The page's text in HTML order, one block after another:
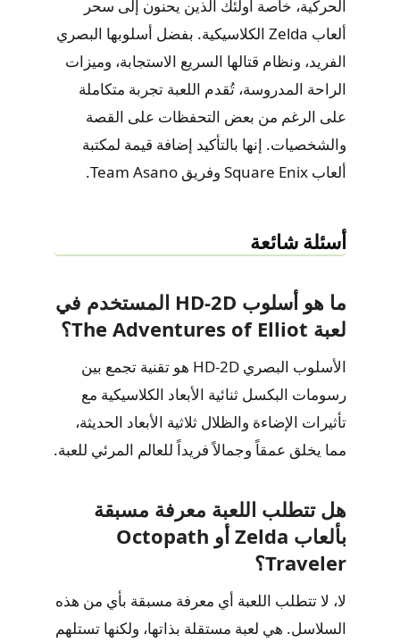
الحركية، خاصة أولئك الذين يحنون إلى سحر
ألعاب Zelda الكلاسيكية. بفضل أسلوبها البصري
الفريد، ونظام قتالها السريع الاستجابة، وميزات
الراحة المدروسة، تُقدم اللعبة تجربة متكاملة
على الرغم من بعض التحفظات على القصة
والشخصيات. إنها بالتأكيد إضافة قيمة لمكتبة
ألعاب Square Enix وفريق Team Asano.
أسئلة شائعة
ما هو أسلوب HD-2D المستخدم في
لعبة The Adventures of Elliot؟
الأسلوب البصري HD-2D هو تقنية تجمع بين
رسومات البكسل ثنائية الأبعاد الكلاسيكية مع
تأثيرات الإضاءة والظلال ثلاثية الأبعاد الحديثة،
مما يخلق عمقاً وجمالاً فريداً للعالم المرئي للعبة.
هل تتطلب اللعبة معرفة مسبقة
بألعاب Zelda أو Octopath
Traveler؟
لا، لا تتطلب اللعبة أي معرفة مسبقة بأي من هذه
السلاسل. هي لعبة مستقلة بذاتها، ولكنها تستلهم